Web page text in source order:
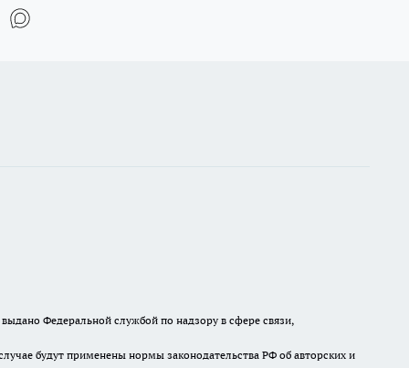
Федеральной службой по надзору в сфере связи,
будут применены нормы законодательства РФ об авторских и